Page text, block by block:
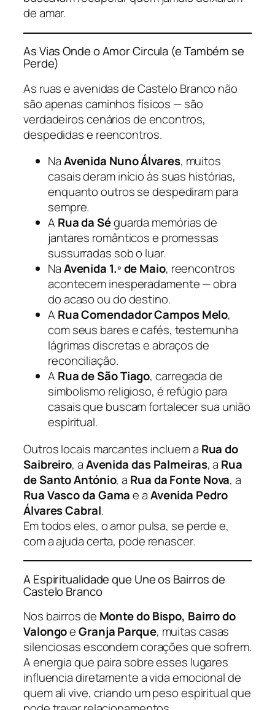
de amar.
As Vias Onde o Amor Circula (e Também se
Perde)
As ruas e avenidas de Castelo Branco não
são apenas caminhos físicos — são
verdadeiros cenários de encontros,
despedidas e reencontros.
NaAvenida Nuno Álvares, muitos
casais deram início às suas histórias,
enquanto outros se despediram para
sempre.
A Rua da Séguarda memórias de
jantares românticos e promessas
sussurradas sob o luar.
NaAvenida 1.º de Maio, reencontros
acontecem inesperadamente — obra
do acaso ou do destino.
A Rua Comendador Campos Melo,
com seus bares e cafés, testemunha
lágrimas discretas e abraços de
reconciliação.
A Rua de São Tiago, carregada de
simbolismo religioso, é refúgio para
casais que buscam fortalecer sua união
espiritual.
Outros locais marcantes incluem a Rua do
Saibreiro, aAvenida das Palmeiras, a Rua
de Santo António, a Rua da Fonte Nova, a
Rua Vasco da Gamae aAvenida Pedro
Álvares Cabral.
Em todos eles, o amor pulsa, se perde e,
com a ajuda certa, pode renascer.
A Espiritualidade que Une os Bairros de
Castelo Branco
Nos bairros de Monte do Bispo, Bairro do
ValongoeGranja Parque, muitas casas
silenciosas escondem corações que sofrem.
A energia que paira sobre esses lugares
influencia diretamente a vida emocional de
quem ali vive, criando um peso espiritual que